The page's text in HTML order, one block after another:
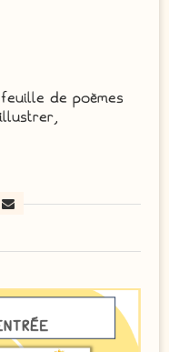
de poèmes